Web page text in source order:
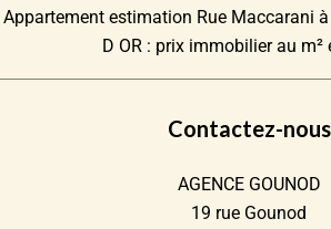
Appartement estimation Rue Maccarani à
D OR : prix immobilier au m²
Contactez-nous
AGENCE GOUNOD
19 rue Gounod